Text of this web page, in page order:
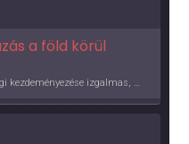
a föld körül
Az UNICEF Magyarország jótékonysági kezdeményezése izgalmas, egész éves világkörüli ízutazásra hív, igazi családi program és gasztroedukáció, illetve segítség a rászorulóknak is egyben.